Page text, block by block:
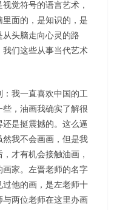
觉符号的语言艺术，
面的，是知识的，是
头脑走向心灵的路
们这些从事当代艺术
我一直喜欢中国的工
，油画我确实了解很
是挺震撼的。这么逼
我不会画画，但是我
才有机会接触油画，
家。左晋老师的名字
他的画，是左老师十
两位老师在这里办画